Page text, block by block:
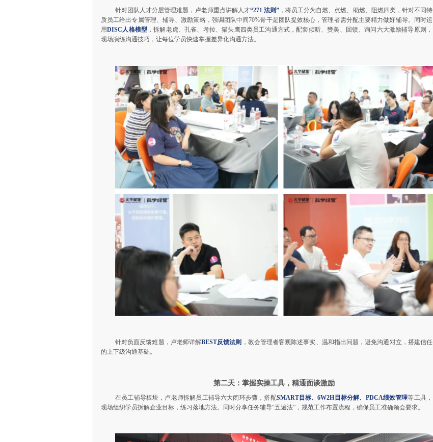
针对团队人才分层管理难题，卢老师重点讲解人才“271 法则” ，将员工分为自燃、点燃、助燃、阻燃四类，针对不同特
质员工给出专属管理、辅导、激励策略，强调团队中间70%骨干是团队提效核心，管理者需分配主要精力做好辅导。同时运
用DISC人格模型 ，拆解老虎、孔雀、考拉、猫头鹰四类员工沟通方式，配套倾听、赞美、回馈、询问六大激励辅导原则，
现场演练沟通技巧，让每位学员快速掌握差异化沟通方法。
针对负面反馈难题，卢老师详解BEST反馈法则 ，教会管理者客观陈述事实、温和指出问题，避免沟通对立，搭建信任
的上下级沟通基础。
第二天：掌握实操工具，精通面谈激励
在员工辅导板块，卢老师拆解员工辅导六大闭环步骤，搭配SMART目标、6W2H目标分解、PDCA绩效管理等工具，
现场组织学员拆解企业目标，练习落地方法。同时分享任务辅导“五遍法”，规范工作布置流程，确保员工准确领会要求。